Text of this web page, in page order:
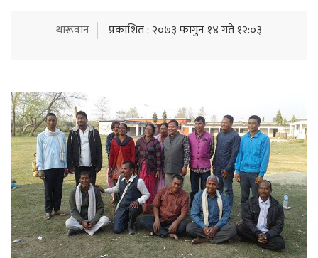
थारूवान प्रकाशित : २०७३ फागुन १४ गते १२:०३